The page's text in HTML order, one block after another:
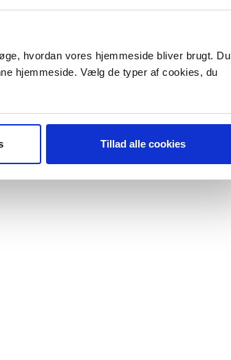
hvordan vores hjemmeside bliver brugt. Du
hjemmeside. Vælg de typer af cookies, du
Tillad alle cookies